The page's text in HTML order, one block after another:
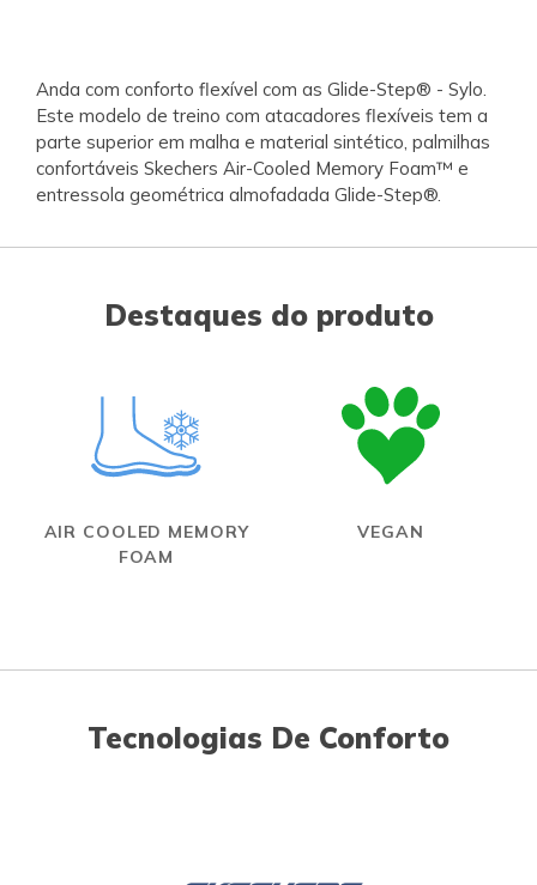
Anda com conforto flexível com as Glide-Step® - Sylo.
Este modelo de treino com atacadores flexíveis tem a
parte superior em malha e material sintético, palmilhas
confortáveis Skechers Air-Cooled Memory Foam™ e
entressola geométrica almofadada Glide-Step®.
Destaques do produto
AIR COOLED MEMORY
FOAM
VEGAN
Tecnologias De Conforto